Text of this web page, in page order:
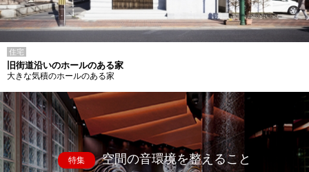
住宅
旧街道沿いのホールのある家
大きな気積のホールのある家
特集 空間の音環境を整えること